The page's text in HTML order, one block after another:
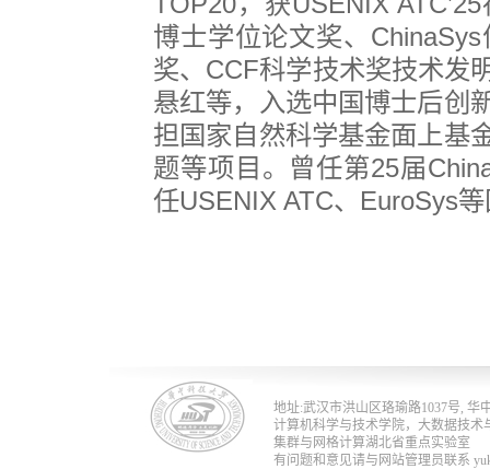
博士学位论文奖、 ChinaSys
奖、 CCF科学技术奖技术发
悬红等，入选中国博士后创
担国家自然科学基金面上基
题等项目。曾任第25届
任USENIX ATC、 EuroSys
地址:武汉市洪山区珞瑜路1037号, 华
计算机科学与技术学院，大数据技
集群与网格计算湖北省重点实验室
有问题和意见请与网站管理员联系